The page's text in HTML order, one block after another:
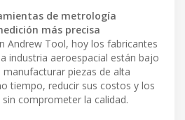
de metrología
más precisa
Andrew Tool, hoy los fabricantes
industria aeroespacial están bajo
piezas de alta
tiempo, reducir sus costos y los
comprometer la calidad.